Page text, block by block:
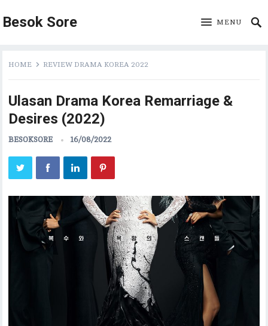
Besok Sore MENU
HOME REVIEW DRAMA KOREA 2022
Ulasan Drama Korea Remarriage &
Desires (2022)
BESOKSORE 16/08/2022